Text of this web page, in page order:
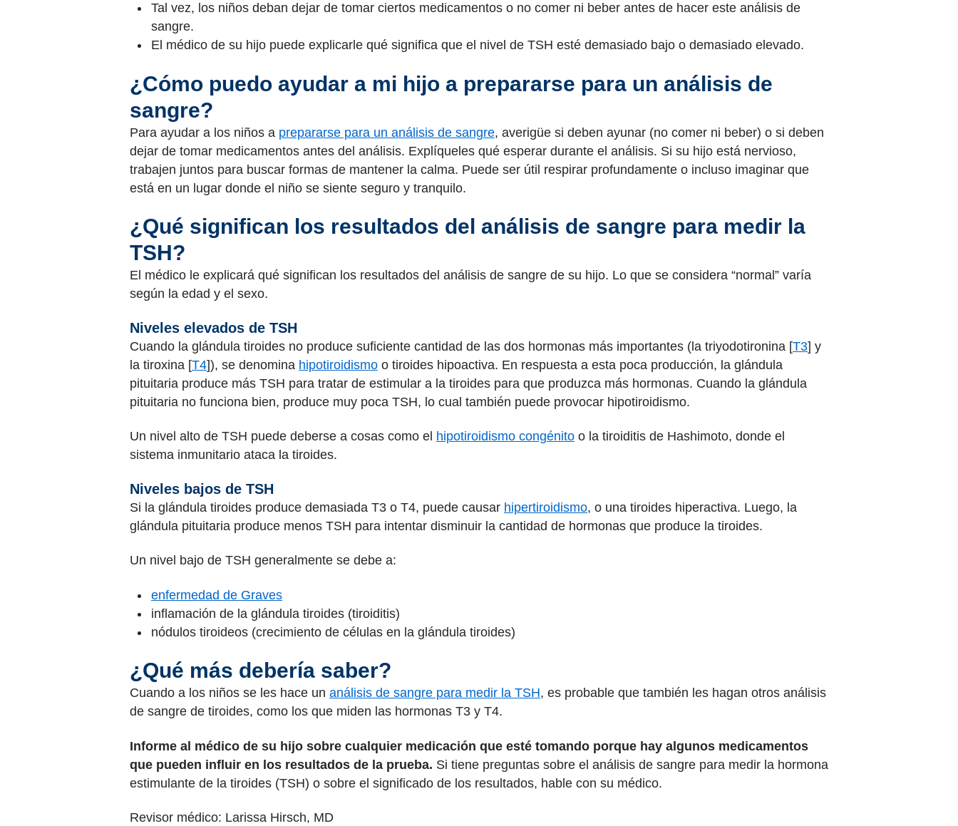
Tal vez, los niños deban dejar de tomar ciertos medicamentos o no comer ni beber antes de hacer este análisis de
sangre.
El médico de su hijo puede explicarle qué significa que el nivel de TSH esté demasiado bajo o demasiado elevado.
¿Cómo puedo ayudar a mi hijo a prepararse para un análisis de
sangre?
Para ayudar a los niños a prepararse para un análisis de sangre, averigüe si deben ayunar (no comer ni beber) o si deben
dejar de tomar medicamentos antes del análisis. Explíqueles qué esperar durante el análisis. Si su hijo está nervioso,
trabajen juntos para buscar formas de mantener la calma. Puede ser útil respirar profundamente o incluso imaginar que
está en un lugar donde el niño se siente seguro y tranquilo.
¿Qué significan los resultados del análisis de sangre para medir la
TSH?
El médico le explicará qué significan los resultados del análisis de sangre de su hijo. Lo que se considera “normal” varía
según la edad y el sexo.
Niveles elevados de TSH
Cuando la glándula tiroides no produce suficiente cantidad de las dos hormonas más importantes (la triyodotironina [T3] y
la tiroxina [T4]), se denomina hipotiroidismo o tiroides hipoactiva. En respuesta a esta poca producción, la glándula
pituitaria produce más TSH para tratar de estimular a la tiroides para que produzca más hormonas. Cuando la glándula
pituitaria no funciona bien, produce muy poca TSH, lo cual también puede provocar hipotiroidismo.
Un nivel alto de TSH puede deberse a cosas como el hipotiroidismo congénito o la tiroiditis de Hashimoto, donde el
sistema inmunitario ataca la tiroides.
Niveles bajos de TSH
Si la glándula tiroides produce demasiada T3 o T4, puede causar hipertiroidismo, o una tiroides hiperactiva. Luego, la
glándula pituitaria produce menos TSH para intentar disminuir la cantidad de hormonas que produce la tiroides.
Un nivel bajo de TSH generalmente se debe a:
enfermedad de Graves
inflamación de la glándula tiroides (tiroiditis)
nódulos tiroideos (crecimiento de células en la glándula tiroides)
¿Qué más debería saber?
Cuando a los niños se les hace un análisis de sangre para medir la TSH, es probable que también les hagan otros análisis
de sangre de tiroides, como los que miden las hormonas T3 y T4.
Informe al médico de su hijo sobre cualquier medicación que esté tomando porque hay algunos medicamentos
que pueden influir en los resultados de la prueba. Si tiene preguntas sobre el análisis de sangre para medir la hormona
estimulante de la tiroides (TSH) o sobre el significado de los resultados, hable con su médico.
Revisor médico: Larissa Hirsch, MD